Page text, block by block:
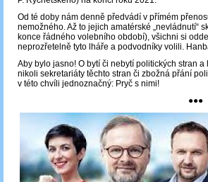
Od té doby nám denně předvádí v přímém
nemožného. Až to jejich amatérské „nevládnutí“
konce řádného volebního období), všichni si
neprozřetelně tyto lháře a podvodníky volili.
Aby bylo jasno! O bytí či nebytí politických stran
nikoli sekretariáty těchto stran či zbožná přání
v této chvíli jednoznačný: Pryč s nimi!
●●●